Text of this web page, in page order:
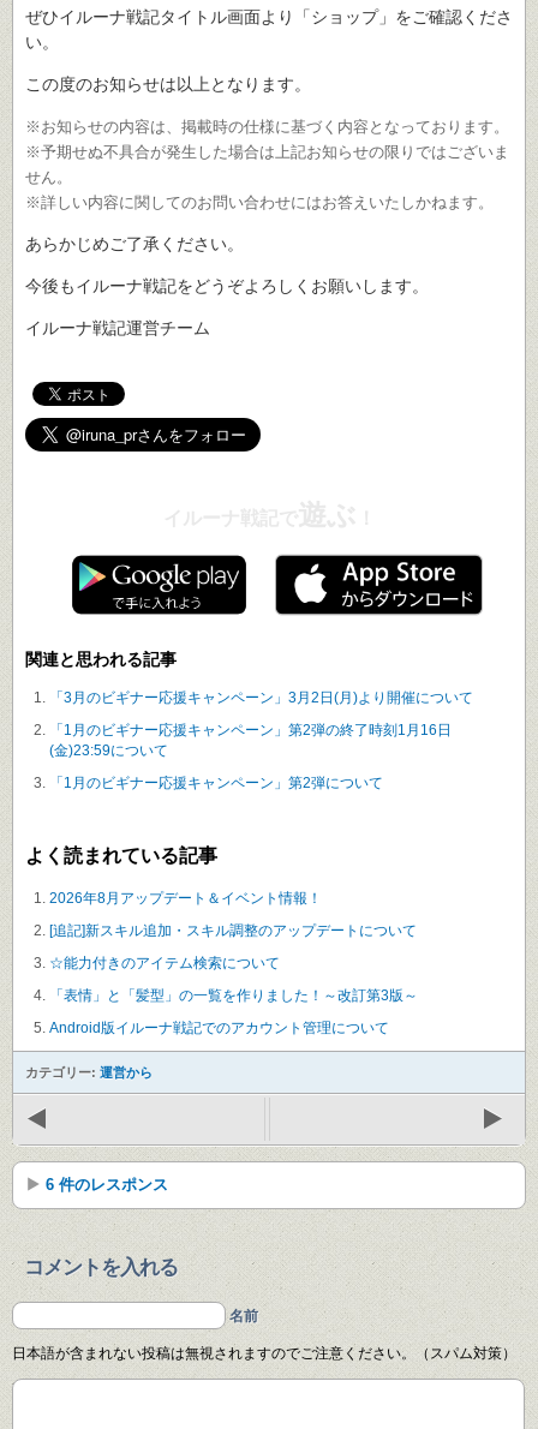
ぜひイルーナ戦記タイトル画面より「ショップ」をご確認くださ
い。
この度のお知らせは以上となります。
※お知らせの内容は、掲載時の仕様に基づく内容となっております。
※予期せぬ不具合が発生した場合は上記お知らせの限りではございま
せん。
※詳しい内容に関してのお問い合わせにはお答えいたしかねます。
あらかじめご了承ください。
今後もイルーナ戦記をどうぞよろしくお願いします。
イルーナ戦記運営チーム
関連と思われる記事
「3月のビギナー応援キャンペーン」3月2日(月)より開催について
「1月のビギナー応援キャンペーン」第2弾の終了時刻1月16日
(金)23:59について
「1月のビギナー応援キャンペーン」第2弾について
よく読まれている記事
2026年8月アップデート＆イベント情報！
[追記]新スキル追加・スキル調整のアップデートについて
☆能力付きのアイテム検索について
「表情」と「髪型」の一覧を作りました！～改訂第3版～
Android版イルーナ戦記でのアカウント管理について
カテゴリー: 運営から
6 件のレスポンス
コメントを入れる
名前
日本語が含まれない投稿は無視されますのでご注意ください。（スパム対策）